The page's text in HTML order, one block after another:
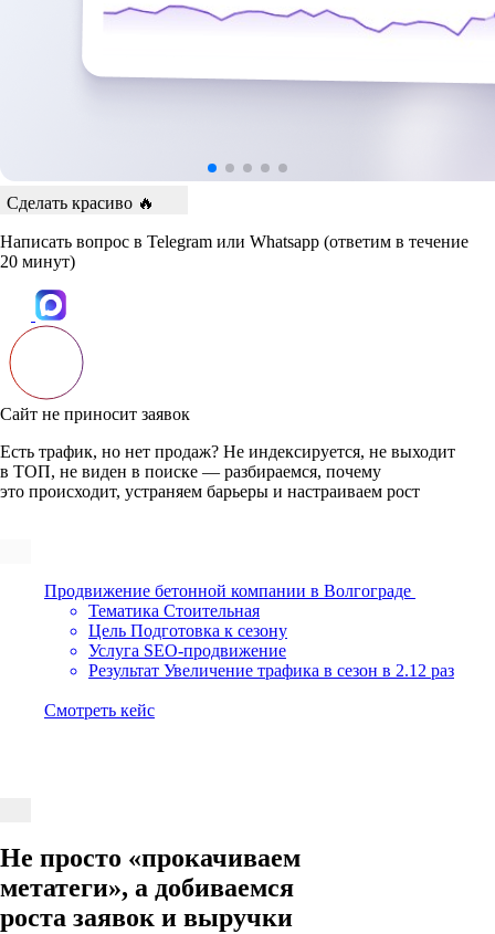
Сделать красиво 🔥
Написать вопрос в Telegram или Whatsapp (ответим в течение
20 минут)
Сайт только запущен
Вы вложились в разработку и не хотите терять время и деньги?
Строим SEO с нуля: техоптимизация, семантика, структура —
всё по уму
Продвижение бетонной компании в Волгограде
Тематика Стоительная
Цель Подготовка к сезону
Услуга SEO-продвижение
Результат Увеличение трафика в сезон в 2.12 раз
Cмотреть кейс
Не просто «прокачиваем
метатеги», а добиваемся
роста заявок и выручки